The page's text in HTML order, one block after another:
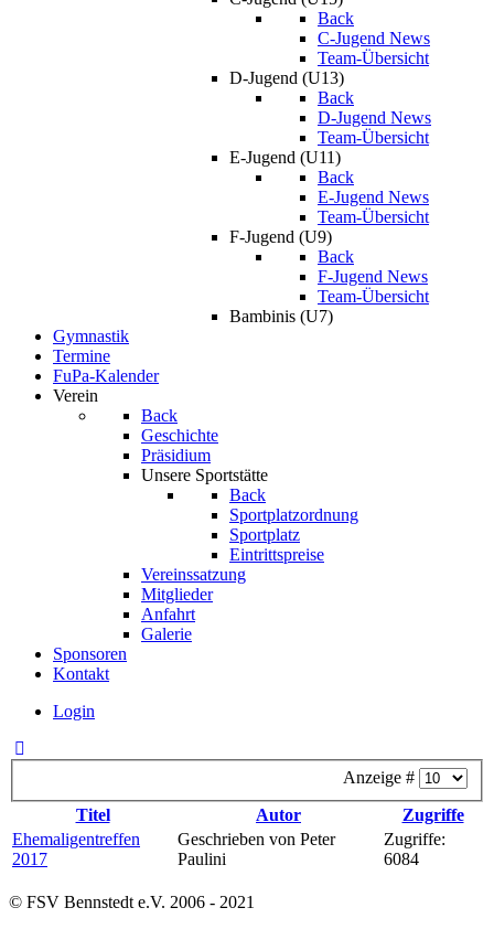
Back
C-Jugend News
Team-Übersicht
D-Jugend (U13)
Back
D-Jugend News
Team-Übersicht
E-Jugend (U11)
Back
E-Jugend News
Team-Übersicht
F-Jugend (U9)
Back
F-Jugend News
Team-Übersicht
Bambinis (U7)
Gymnastik
Termine
FuPa-Kalender
Verein
Back
Geschichte
Präsidium
Unsere Sportstätte
Back
Sportplatzordnung
Sportplatz
Eintrittspreise
Vereinssatzung
Mitglieder
Anfahrt
Galerie
Sponsoren
Kontakt
Login
Anzeige #
Titel
Autor
Zugriffe
Ehemaligentreffen
2017
Geschrieben von Peter
Paulini
Zugriffe:
6084
© FSV Bennstedt e.V. 2006 - 2021